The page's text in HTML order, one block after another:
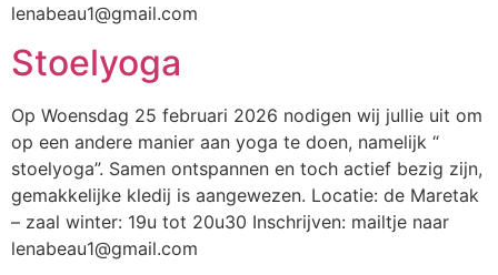
lenabeau1@gmail.com
Stoelyoga
Op Woensdag 25 februari 2026 nodigen wij jullie uit om
op een andere manier aan yoga te doen, namelijk “
stoelyoga”. Samen ontspannen en toch actief bezig zijn,
gemakkelijke kledij is aangewezen. Locatie: de Maretak
– zaal winter: 19u tot 20u30 Inschrijven: mailtje naar
lenabeau1@gmail.com